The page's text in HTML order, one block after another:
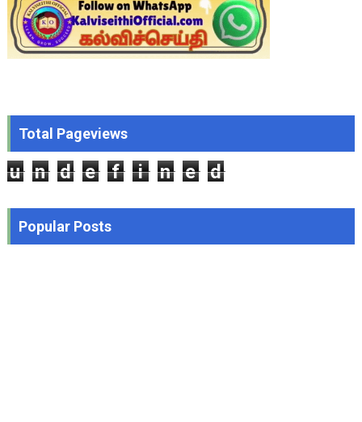
Total Pageviews
u n d e f i n e d
Popular Posts